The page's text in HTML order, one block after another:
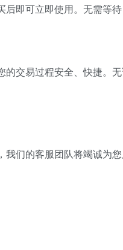
即可立即使用。 无需等
交易过程安全、快捷。
们的客服团队将竭诚为您